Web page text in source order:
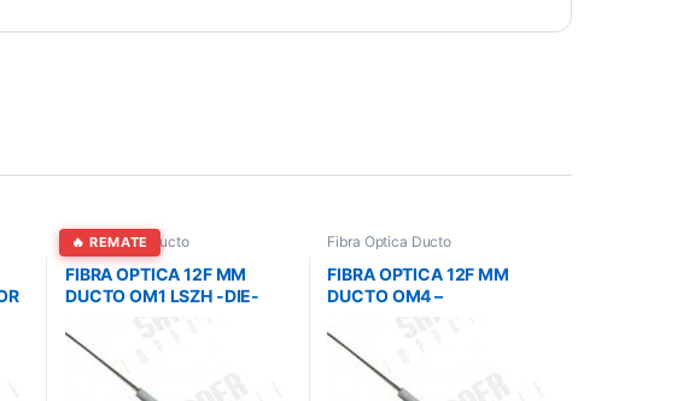
🔥 REMATE
Fibra Óptica Ducto
FIBRA OPTICA 12F MM
DUCTO OM1 LSZH -DIE-
Fibra Óptica Ducto
FIBRA OPTICA 12F MM
DUCTO OM4 –